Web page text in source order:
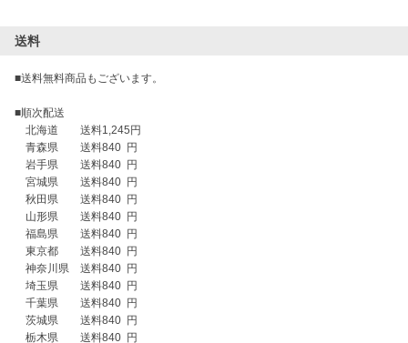
送料
■送料無料商品もございます。
■順次配送
北海道　　送料1,245円
青森県　　送料840  円
岩手県　　送料840  円
宮城県　　送料840  円
秋田県　　送料840  円
山形県　　送料840  円
福島県　　送料840  円
東京都　　送料840  円
神奈川県　送料840  円
埼玉県　　送料840  円
千葉県　　送料840  円
茨城県　　送料840  円
栃木県　　送料840  円